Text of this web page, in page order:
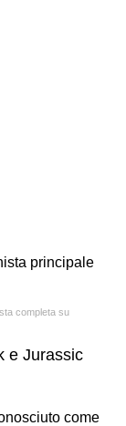
principale
completa su
e Jurassic
come